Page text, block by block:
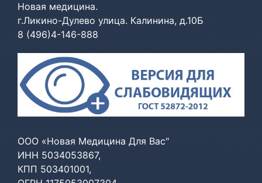
Новая медицина.
г.Ликино-Дулево улица. Калинина, д.10Б
8 (496)4-146-888
ООО «Новая Медицина Для Вас"
ИНН 5034053867,
КПП 503401001,